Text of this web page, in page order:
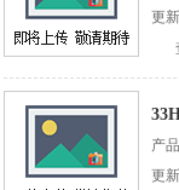
更
产
更